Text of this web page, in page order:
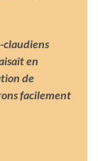
claudiens
en
de
facilement